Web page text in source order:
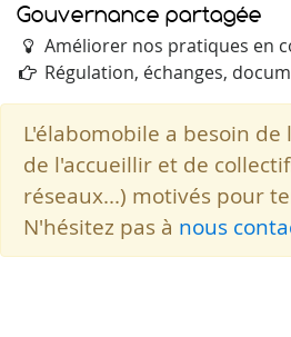
Gouvernance partagée
Améliorer nos pratiques en
Régulation, échanges,
L'élabomobile a besoin
de l'accueillir et de
réseaux...) motivés pour
N'hésitez pas à nous